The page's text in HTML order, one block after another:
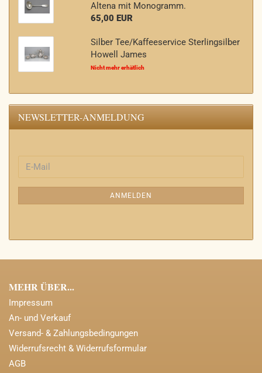
Altena mit Monogramm.
65,00 EUR
Silber Tee/Kaffeeservice Sterlingsilber
Howell James
Nicht mehr erhätlich
NEWSLETTER-ANMELDUNG
WEITER
ZUR
NEWSLETTER-
E-
Mail
ANMELDEN
MEHR ÜBER...
Impressum
An- und Verkauf
Versand- & Zahlungsbedingungen
Widerrufsrecht & Widerrufsformular
AGB